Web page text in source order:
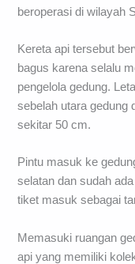
beroperasi di wilayah
Kereta api tersebut
bagus karena selalu
pengelola gedung.
sebelah utara gedung
sekitar 50 cm.
Pintu masuk ke
selatan dan sudah
tiket masuk sebagai
Memasuki ruangan
api yang memiliki